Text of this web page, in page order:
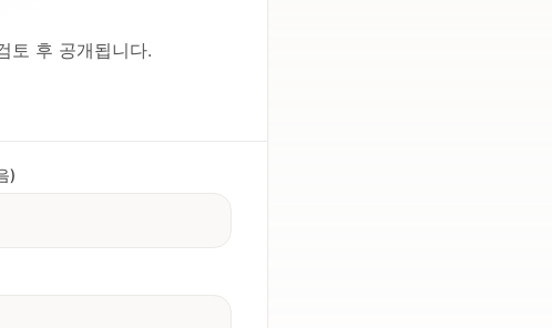
토 후 공개됩니다.
)